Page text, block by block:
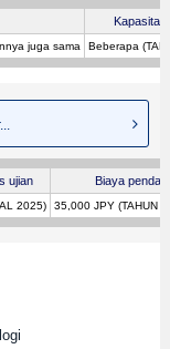
juga sama Beberapa
ujian Biaya
2025) 35,000 JPY (TAHUN